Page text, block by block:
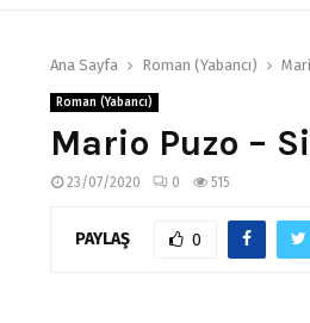
Ana Sayfa Roman (Yabancı)
Roman (Yabancı)
Mario Puzo –
23/07/2020 0 515
PAYLAŞ 0